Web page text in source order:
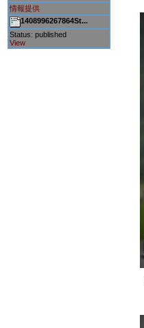
情報提供
1408996267864St...
Status: published
View